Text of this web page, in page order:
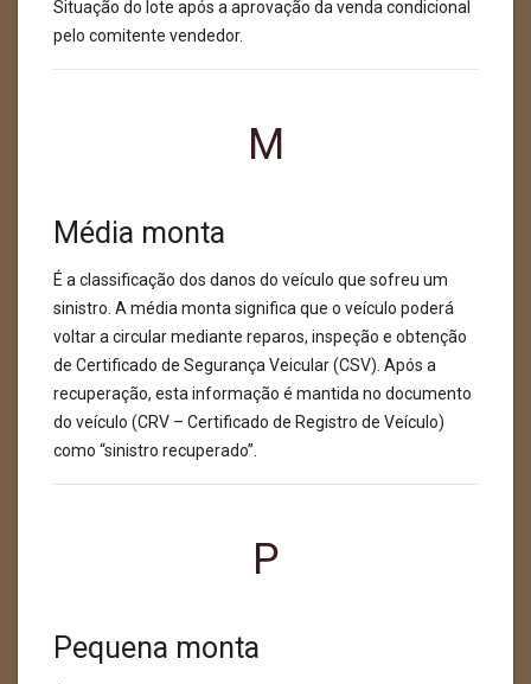
Situação do lote após a aprovação da venda condicional
pelo comitente vendedor.
M
Média monta
É a classificação dos danos do veículo que sofreu um
sinistro. A média monta significa que o veículo poderá
voltar a circular mediante reparos, inspeção e obtenção
de Certificado de Segurança Veicular (CSV). Após a
recuperação, esta informação é mantida no documento
do veículo (CRV – Certificado de Registro de Veículo)
como “sinistro recuperado”.
P
Pequena monta